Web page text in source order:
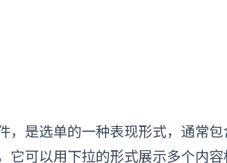
，是选单的一种表现形式，通常
它可以用下拉的形式展示多个内